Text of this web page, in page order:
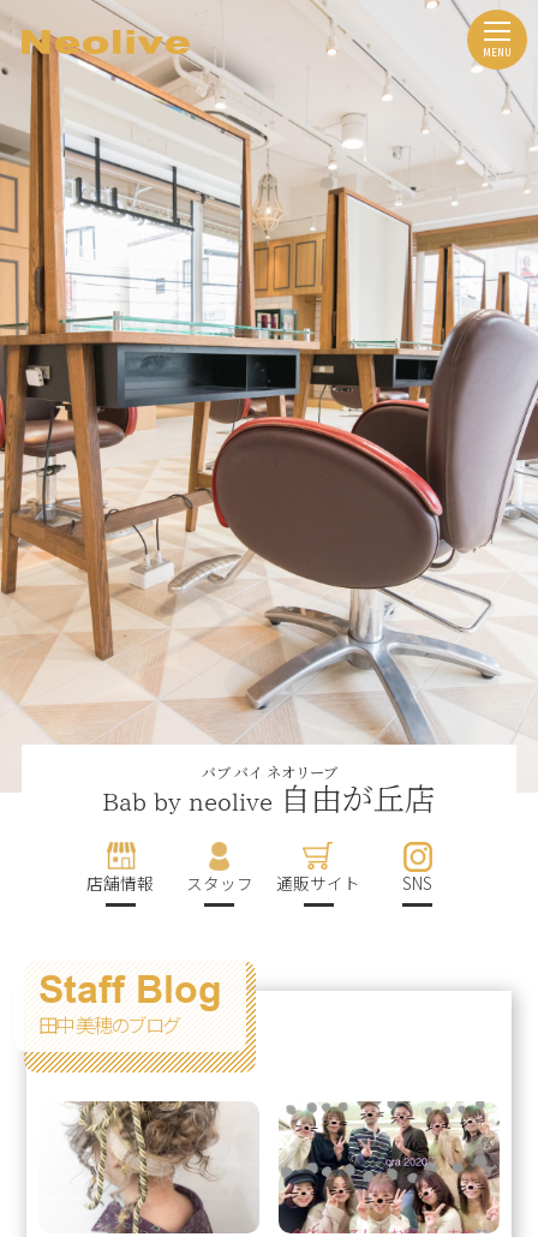
バブ バイ ネオリーブ
Bab by neolive 自由が丘店
店舗情報 スタッフ 通販サイト SNS
Staff Blog
田中 美穂のブログ